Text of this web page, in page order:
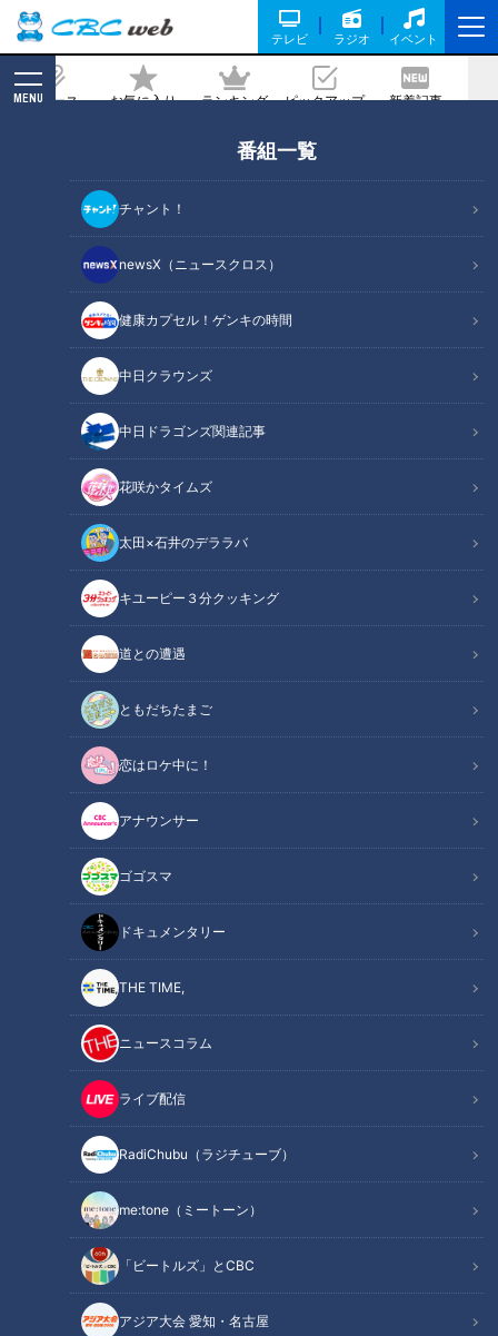
テレビ ラジオ イベント
ニュース お気に入り ランキング ピックアップ 新着記事
MENU
番組一覧
チャント！
newsX（ニュースクロス）
健康カプセル！ゲンキの時間
中日クラウンズ
中日ドラゴンズ関連記事
花咲かタイムズ
太田×石井のデララバ
キユーピー３分クッキング
道との遭遇
ともだちたまご
恋はロケ中に！
アナウンサー
ゴゴスマ
ドキュメンタリー
THE TIME,
ニュースコラム
ライブ配信
RadiChubu（ラジチューブ）
me:tone（ミートーン）
「ビートルズ」とCBC
アジア大会 愛知・名古屋
那嶺要さん「昇竜復活」ハワイでの祈り
記事に戻る
陳列コーナーより優勝盾
この記事の画像（全6枚）
記事に戻る
この記事を見たあなたへのおすすめ
歯の詰め物治療がたった1回で完